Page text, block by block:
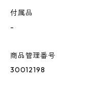
付属品
-
商品管理番号
30012198